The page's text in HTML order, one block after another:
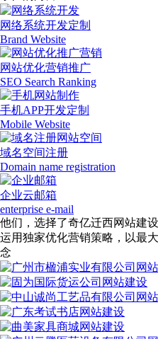
网络系统开发定制
Brand Website
网站优化营销推广
SEO Search Ranking
手机APP开发定制
Mobile Website
域名空间注册
Domain name registration
企业云邮箱
enterprise e-mail
他们，选择了奇亿迁西网站建
运用独家优化营销策略，以最
念